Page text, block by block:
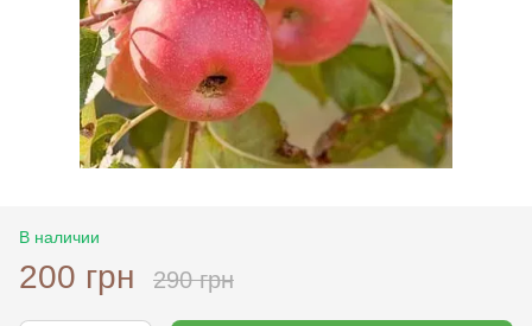
В наличии
200 грн 290 грн